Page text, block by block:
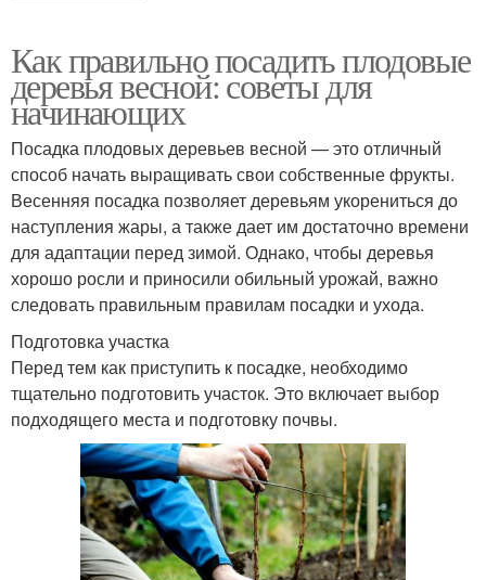
Как правильно посадить плодовые
деревья весной: советы для
начинающих
Посадка плодовых деревьев весной — это отличный
способ начать выращивать свои собственные фрукты.
Весенняя посадка позволяет деревьям укорениться до
наступления жары, а также дает им достаточно времени
для адаптации перед зимой. Однако, чтобы деревья
хорошо росли и приносили обильный урожай, важно
следовать правильным правилам посадки и ухода.
Подготовка участка
Перед тем как приступить к посадке, необходимо
тщательно подготовить участок. Это включает выбор
подходящего места и подготовку почвы.